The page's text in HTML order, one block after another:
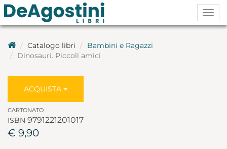
Catalogo libri
Bambini e Ragazzi
Dinosauri. Piccoli amici
ACQUISTA
CARTONATO
ISBN 9791221201017
€ 9,90